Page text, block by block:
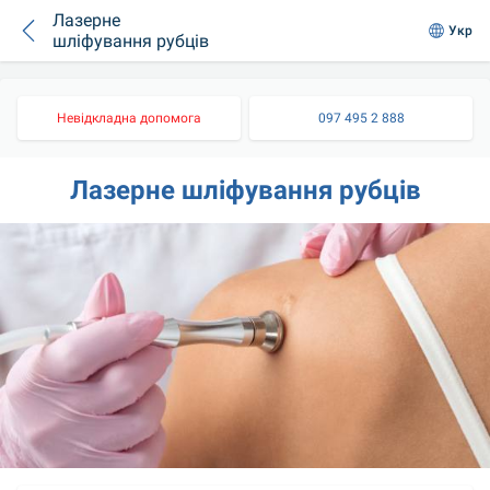
Лазерне
шліфування рубців
Укр
Невідкладна допомога 097 495 2 888
Лазерне шліфування рубців